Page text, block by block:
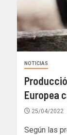
NOTICIAS
Europea
25/04/2022
Según las